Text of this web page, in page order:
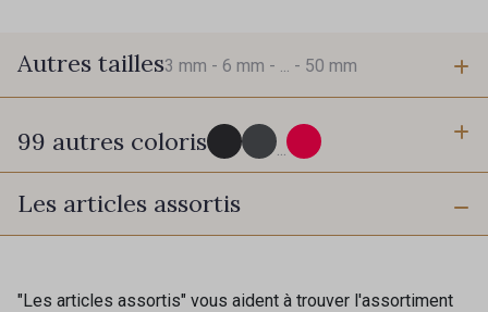
Autres tailles3 mm - 6 mm - ... - 50 mm
3 mm
10 mm
99 autres coloris ...
725 - 725 Noir
Les articles assortis
"Les articles assortis" vous aident à trouver l'assortiment